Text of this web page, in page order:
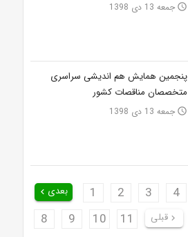
access_time جمعه 13 دی 1398
پنجمین همایش هم اندیشی سراسری
متخصصان مناقصات کشور
access_time جمعه 13 دی 1398
بعدی keyboard_arrow_left 1 2 3 4
8
9 10 11 keyboard_arrow_right قبلی